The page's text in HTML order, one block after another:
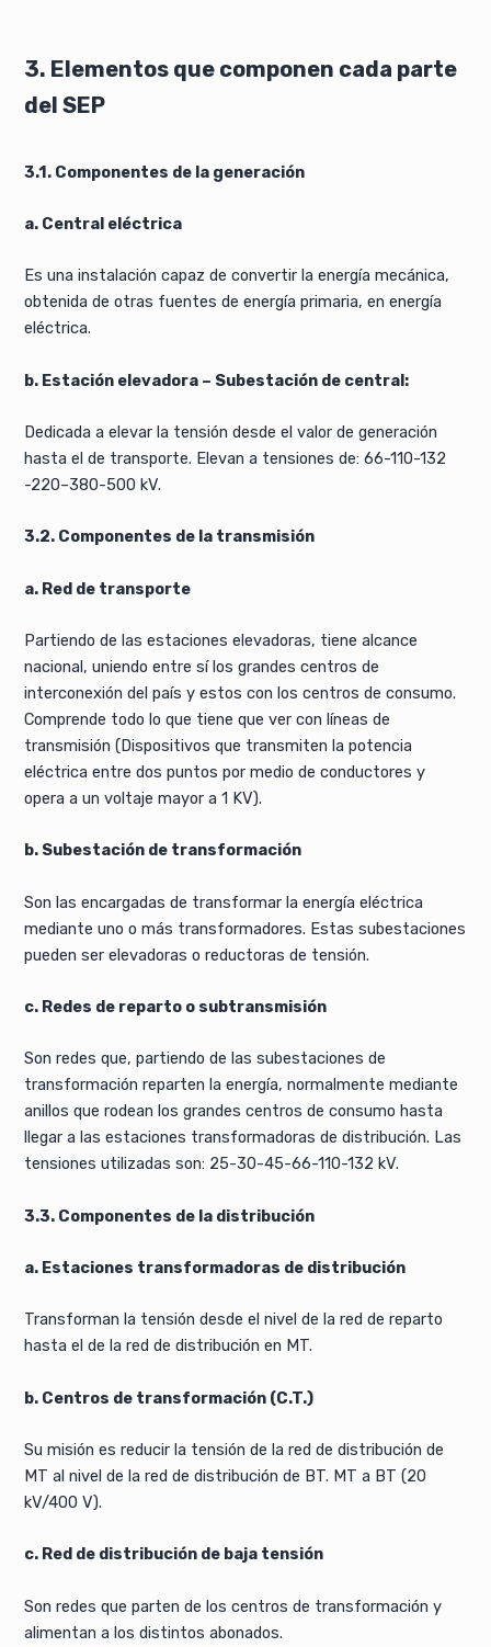
3. Elementos que componen cada parte
del SEP
3.1. Componentes de la generación
a. Central eléctrica
Es una instalación capaz de convertir la energía mecánica,
obtenida de otras fuentes de energía primaria, en energía
eléctrica.
b. Estación elevadora – Subestación de central:
Dedicada a elevar la tensión desde el valor de generación
hasta el de transporte. Elevan a tensiones de: 66-110-132
-220–380-500 kV.
3.2. Componentes de la transmisión
a. Red de transporte
Partiendo de las estaciones elevadoras, tiene alcance
nacional, uniendo entre sí los grandes centros de
interconexión del país y estos con los centros de consumo.
Comprende todo lo que tiene que ver con líneas de
transmisión (Dispositivos que transmiten la potencia
eléctrica entre dos puntos por medio de conductores y
opera a un voltaje mayor a 1 KV).
b. Subestación de transformación
Son las encargadas de transformar la energía eléctrica
mediante uno o más transformadores. Estas subestaciones
pueden ser elevadoras o reductoras de tensión.
c. Redes de reparto o subtransmisión
Son redes que, partiendo de las subestaciones de
transformación reparten la energía, normalmente mediante
anillos que rodean los grandes centros de consumo hasta
llegar a las estaciones transformadoras de distribución. Las
tensiones utilizadas son: 25-30-45-66-110-132 kV.
3.3. Componentes de la distribución
a. Estaciones transformadoras de distribución
Transforman la tensión desde el nivel de la red de reparto
hasta el de la red de distribución en MT.
b. Centros de transformación (C.T.)
Su misión es reducir la tensión de la red de distribución de
MT al nivel de la red de distribución de BT. MT a BT (20
kV/400 V).
c. Red de distribución de baja tensión
Son redes que parten de los centros de transformación y
alimentan a los distintos abonados.